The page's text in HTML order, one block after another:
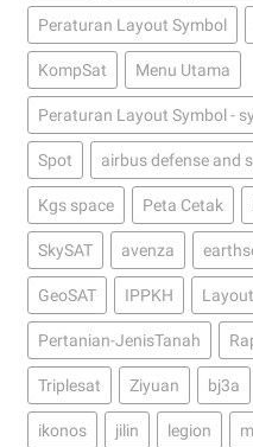
Peraturan Layout Symbol
KompSat Menu Utama
Peraturan Layout Symbol -
Spot airbus defense and
Kgs space Peta Cetak
SkySAT avenza
GeoSAT IPPKH Layout
Pertanian-JenisTanah
Triplesat Ziyuan bj3a
ikonos jilin legion